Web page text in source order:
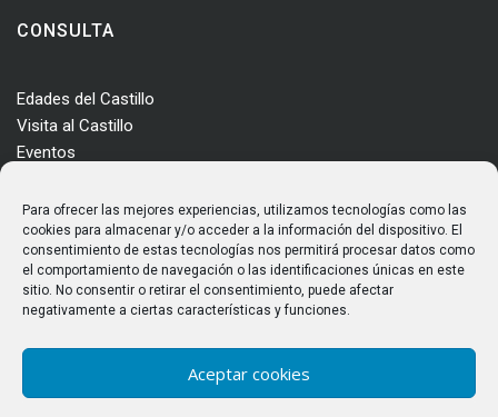
Para ofrecer las mejores experiencias, utilizamos tecnologías como las
cookies para almacenar y/o acceder a la información del dispositivo. El
consentimiento de estas tecnologías nos permitirá procesar datos como
el comportamiento de navegación o las identificaciones únicas en este
sitio. No consentir o retirar el consentimiento, puede afectar
negativamente a ciertas características y funciones.
Aceptar cookies
CONSULTA
Edades del Castillo
Visita al Castillo
Eventos
Enclave
Más información
Consultas
Horarios y tarifas